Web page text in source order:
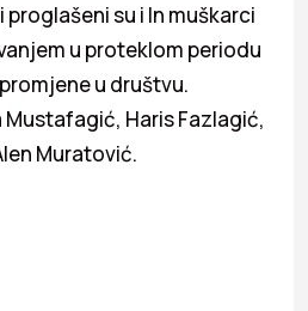
proglašeni su i In muškarci
u proteklom periodu
u društvu.
Mustafagić, Haris Fazlagić,
Muratović.